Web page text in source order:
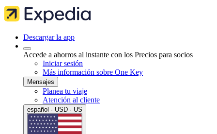
Descargar la app
Accede a ahorros al instante con los Precios para socios
Iniciar sesión
Más información sobre One Key
Mensajes
Planea tu viaje
Atención al cliente
español · USD · US